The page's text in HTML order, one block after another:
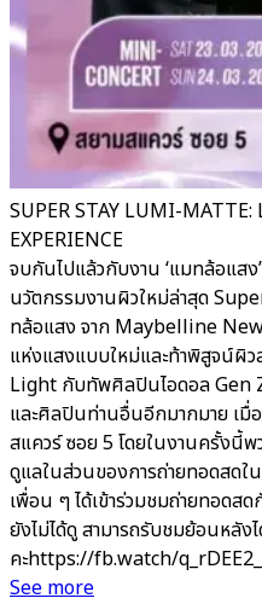
SUPER STAY LUMI-
EXPERIENCE
จบกันไปแล้วกับงาน ‘แมทล้อแสง
นวัตกรรมงานผิวใหม่ล่าสุด
ทล้อแสง จาก Maybelline
แห่งแสงแบบใหม่และท้าพิสูจน์ผิ
Light กับทัพศิลปินไอดอล Gen
และศิลปินท่านอื่นอีกมากมาย เ
สแควร์ ซอย 5 โดยในงานครั้งนี้พ
ดูแลในส่วนของการถ่ายทอดสดใ
เพื่อน ๆ ได้เข้าร่วมชมถ่ายทอดส
ยังไม่ได้ดู สามารถรับชมย้อนหลั
คะhttps://fb.watch/
See more